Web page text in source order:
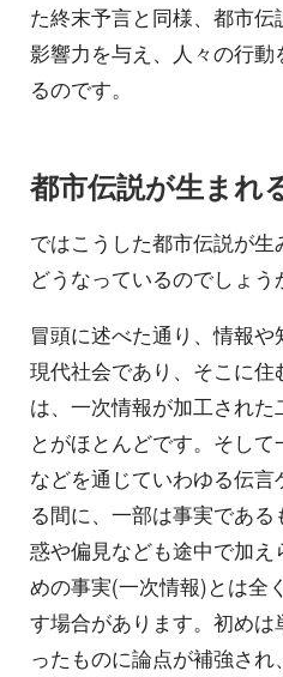
た終末予言と同様、都市
影響力を与え、人々の行
るのです。
都市伝説が生まれ
ではこうした都市伝説が
どうなっているのでしょう
冒頭に述べた通り、情報
現代社会であり、そこに
は、一次情報が加工された
とがほとんどです。そし
などを通じていわゆる伝
る間に、一部は事実であ
惑や偏見なども途中で加
めの事実(一次情報)とは全
す場合があります。初め
ったものに論点が補強さ